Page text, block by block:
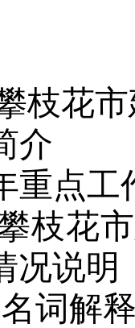
枝花
介
重点工
枝花
况说明
名词解